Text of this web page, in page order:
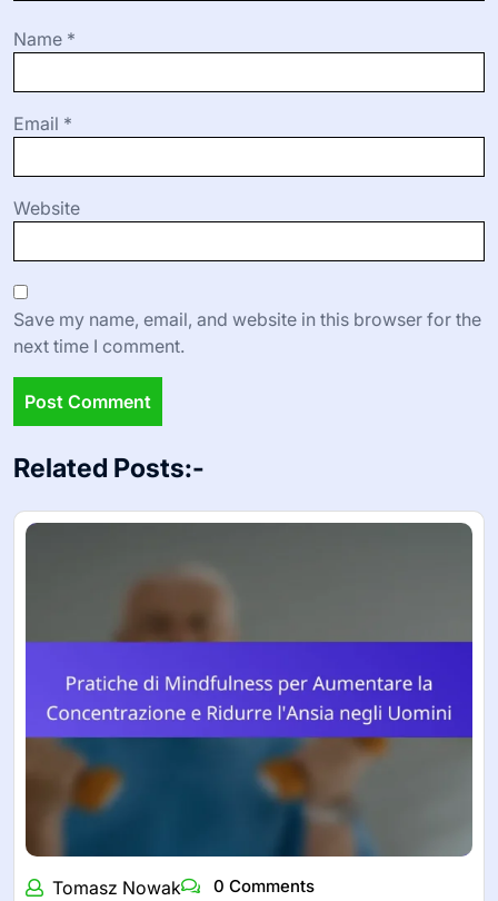
Name *
Email *
Website
Save my name, email, and website in this browser for the
next time I comment.
Related Posts:-
Tomasz Nowak 0 Comments